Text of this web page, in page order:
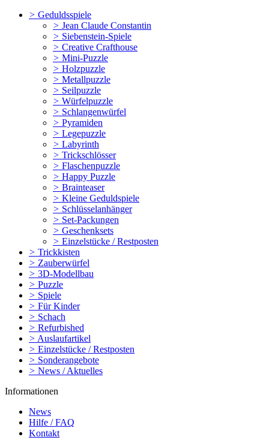
> Geduldsspiele
> Jean Claude Constantin
> Siebenstein-Spiele
> Creative Crafthouse
> Mini-Puzzle
> Holzpuzzle
> Metallpuzzle
> Seilpuzzle
> Würfelpuzzle
> Schlangenwürfel
> Pyramiden
> Legepuzzle
> Labyrinth
> Trickschlösser
> Flaschenpuzzle
> Happy Puzzle
> Brainteaser
> Kleine Geduldspiele
> Schlüsselanhänger
> Set-Packungen
> Geschenksets
> Einzelstücke / Restposten
> Trickkisten
> Zauberwürfel
> 3D-Modellbau
> Puzzle
> Spiele
> Für Kinder
> Schach
> Refurbished
> Auslaufartikel
> Einzelstücke / Restposten
> Sonderangebote
> News / Aktuelles
Informationen
News
Hilfe / FAQ
Kontakt